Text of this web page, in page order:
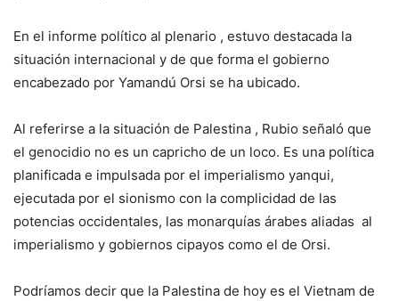
En el informe político al plenario , estuvo destacada la
situación internacional y de que forma el gobierno
encabezado por Yamandú Orsi se ha ubicado.
Al referirse a la situación de Palestina , Rubio señaló que
el genocidio no es un capricho de un loco. Es una política
planificada e impulsada por el imperialismo yanqui,
ejecutada por el sionismo con la complicidad de las
potencias occidentales, las monarquías árabes aliadas al
imperialismo y gobiernos cipayos como el de Orsi.
Podríamos decir que la Palestina de hoy es el Vietnam de